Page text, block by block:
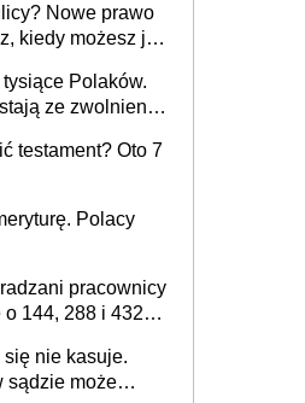
Nowe prawo
kiedy możesz je
Polaków.
ze zwolnienia
testament? Oto 7
Polacy
pracownicy
144, 288 i 432
się nie kasuje.
sądzie może